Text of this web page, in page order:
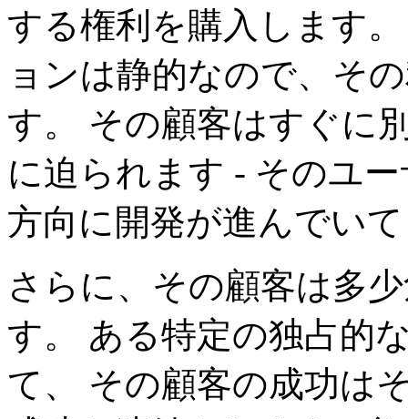
する権利を購入します
ョンは静的なので、そ
す。 その顧客はすぐに
に迫られます - そのユ
方向に開発が進んでい
さらに、その顧客は多
す。 ある特定の独占的
て、 その顧客の成功は